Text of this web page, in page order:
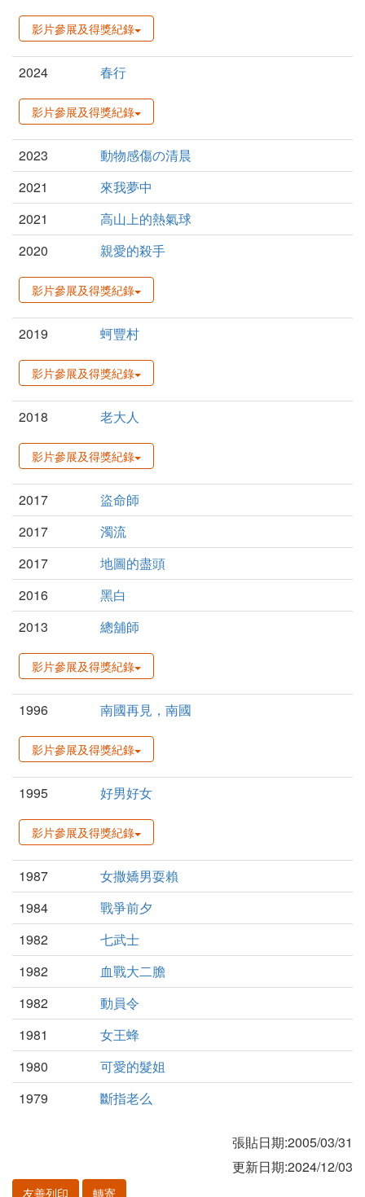
影片參展及得獎紀錄
2024 春行
影片參展及得獎紀錄
2023
動物感傷の清晨
2021
來我夢中
2021
高山上的熱氣球
2020
親愛的殺手
影片參展及得獎紀錄
2019 蚵豐村
影片參展及得獎紀錄
2018 老大人
影片參展及得獎紀錄
2017
盜命師
2017
濁流
2017
地圖的盡頭
2016
黑白
2013
總舖師
影片參展及得獎紀錄
1996 南國再見，南國
影片參展及得獎紀錄
1995 好男好女
影片參展及得獎紀錄
1987
女撒嬌男耍賴
1984
戰爭前夕
1982
七武士
1982
血戰大二膽
1982
動員令
1981
女王蜂
1980
可愛的髮姐
1979
斷指老么
張貼日期:2005/03/31
更新日期:2024/12/03
友善列印 轉寄